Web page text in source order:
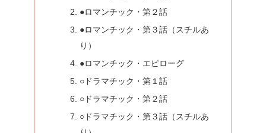
●ロマンチック・第２話
●ロマンチック・第３話（スチルあ
り）
●ロマンチック・エピローグ
○ドラマチック・第１話
○ドラマチック・第２話
○ドラマチック・第３話（スチルあ